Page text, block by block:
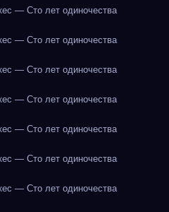
— Сто лет одиночества
— Сто лет одиночества
— Сто лет одиночества
— Сто лет одиночества
— Сто лет одиночества
— Сто лет одиночества
— Сто лет одиночества